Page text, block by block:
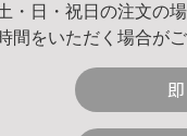
・日・祝日の注文の
間をいただく場合がご